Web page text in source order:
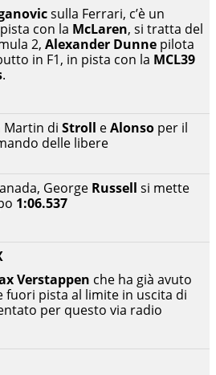
Verstappen che ha già avuto
fuori pista al limite in uscita di
per questo via radio
George Russell si mette
1:06.537
Martin di Stroll eAlonso per il
delle libere
sulla Ferrari, c’è un
con la McLaren, si tratta del
2, Alexander Dunne pilota
in F1, in pista con la MCL39
.